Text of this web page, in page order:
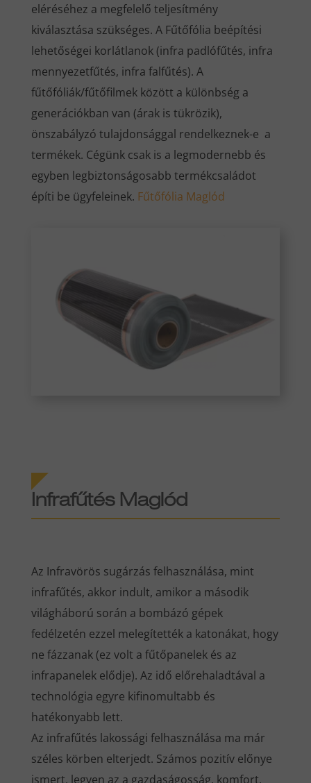
eléréséhez a megfelelő teljesítmény
kiválasztása szükséges. A Fűtőfólia beépítési
lehetőségei korlátlanok (infra padlófűtés, infra
mennyezetfűtés, infra falfűtés). A
fűtőfóliák/fűtőfilmek között a különbség a
generációkban van (árak is tükrözik),
önszabályzó tulajdonsággal rendelkeznek-e a
termékek. Cégünk csak is a legmodernebb és
egyben legbiztonságosabb termékcsaládot
építi be ügyfeleinek. Fűtőfólia Maglód
Infrafűtés Maglód
Az Infravörös sugárzás felhasználása, mint
infrafűtés, akkor indult, amikor a második
világháború során a bombázó gépek
fedélzetén ezzel melegítették a katonákat, hogy
ne fázzanak (ez volt a fűtőpanelek és az
infrapanelek elődje). Az idő előrehaladtával a
technológia egyre kifinomultabb és
hatékonyabb lett.
Az infrafűtés lakossági felhasználása ma már
széles körben elterjedt. Számos pozitív előnye
ismert, legyen az a gazdaságosság, komfort,